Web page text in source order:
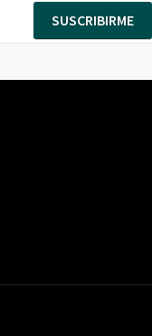
SUSCRIBIRME